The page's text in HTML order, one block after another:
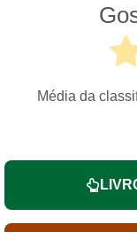
Média da